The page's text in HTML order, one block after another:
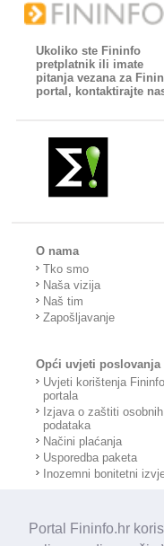
Portal Fininfo.hr
Ukoliko ste Fininfo
pretplatnik ili imate
pitanja vezana za
portal, kontaktirajte
O nama
Tko smo
Naša vizija
Naš tim
Zapošljavanje
Opći uvjeti poslovanja
Uvjeti korištenja Fininfo
portala
Izjava o zaštiti osobnih
podataka
Načini plaćanja
Usporedba paketa
Inozemni bonitetni